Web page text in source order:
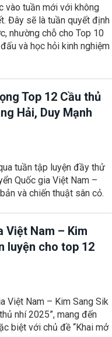
vào tuần mới với không
Đây sẽ là tuần quyết định
nhường chỗ cho Top 10
và học hỏi kinh nghiệm
Top 12 Cầu thủ
Hải, Duy Mạnh
tuần tập luyện đầy thử
Quốc gia Việt Nam –
và chiến thuật sân cỏ.
Việt Nam – Kim
luyện cho top 12
Việt Nam – Kim Sang Sik
nhí 2025”, mang đến
biệt với chủ đề “Khai mở